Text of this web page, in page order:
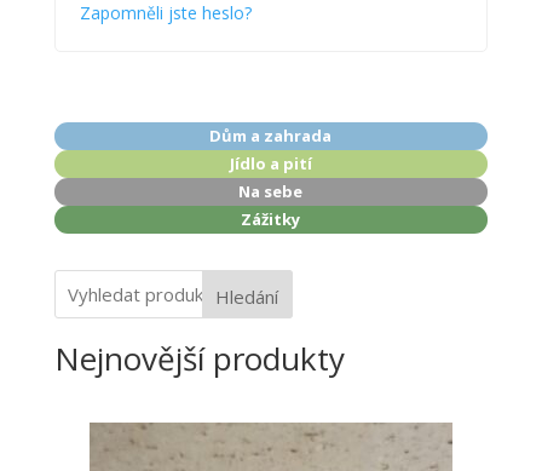
Zapomněli jste heslo?
Dům a zahrada
Jídlo a pití
Na sebe
Zážitky
Hledání
Nejnovější produkty